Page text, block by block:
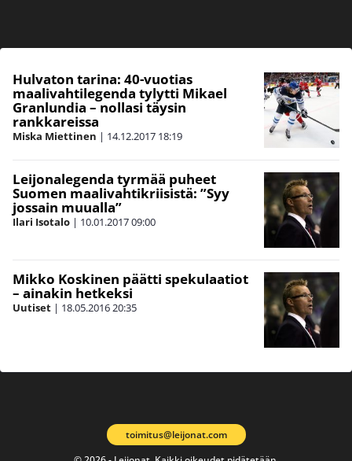
Hulvaton tarina: 40-vuotias
maalivahtilegenda tylytti Mikael
Granlundia – nollasi täysin
rankkareissa
Miska Miettinen | 14.12.2017 18:19
Leijonalegenda tyrmää puheet
Suomen maalivahtikriisistä: ”Syy
jossain muualla”
Ilari Isotalo | 10.01.201709:00
Mikko Koskinen päätti spekulaatiot
– ainakin hetkeksi
Uutiset | 18.05.201620:35
toimitus@leijonat.com